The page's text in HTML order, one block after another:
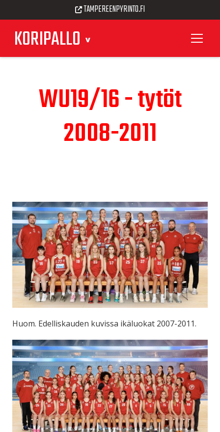
KORIPALLO
TAMPEREENPYRINTO.FI
WU19/16 - tytöt
2008-2011
Huom. Edelliskauden kuvissa ikäluokat 2007-2011.